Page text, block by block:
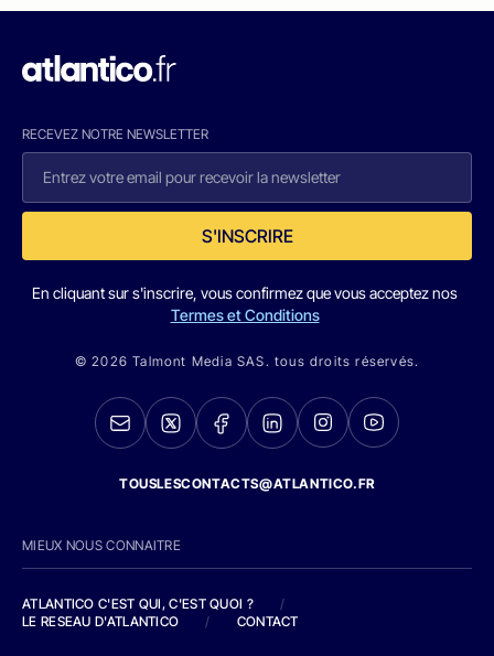
RECEVEZ NOTRE NEWSLETTER
S'INSCRIRE
En cliquant sur s'inscrire, vous confirmez que vous acceptez nos
Termes et Conditions
© 2026 Talmont Media SAS. tous droits réservés.
TOUSLESCONTACTS@ATLANTICO.FR
MIEUX NOUS CONNAITRE
ATLANTICO C'EST QUI, C'EST QUOI ?
/
LE RESEAU D'ATLANTICO
/ CONTACT